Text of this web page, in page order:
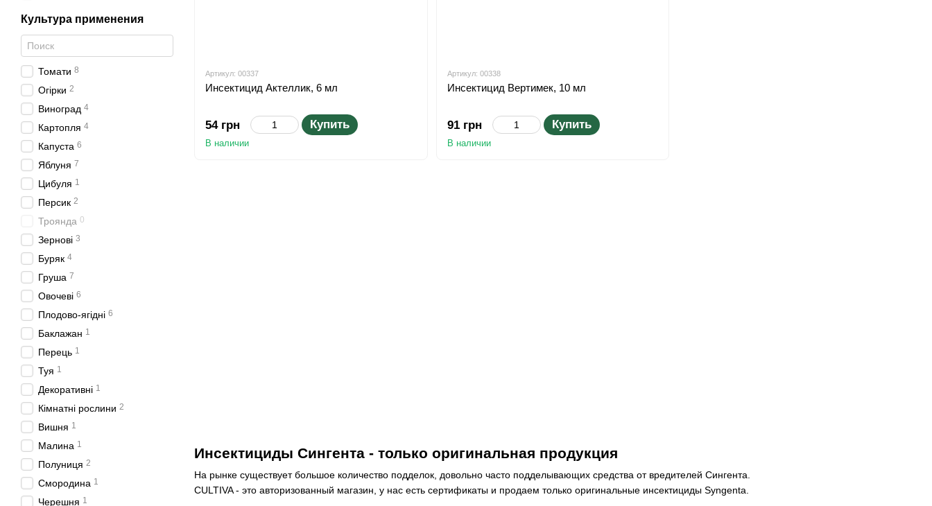
Артикул: 00337
Инсектицид Актеллик, 6 мл
54 грн Купить
В наличии
Артикул: 00338
Инсектицид Вертимек, 10 мл
91 грн Купить
В наличии
Инсектициды Сингента - только оригинальная продукция
На рынке существует большое количество подделок, довольно часто подделывающих средства от вредителей Сингента.
CULTIVA - это авторизованный магазин, у нас есть сертификаты и продаем только оригинальные инсектициды Syngenta.
Культура применения
Томати 8
Огірки 2
Виноград 4
Картопля 4
Капуста 6
Яблуня 7
Цибуля 1
Персик 2
Троянда 0
Зернові 3
Буряк 4
Груша 7
Овочеві 6
Плодово-ягідні 6
Баклажан 1
Перець 1
Туя 1
Декоративні 1
Кімнатні рослини 2
Вишня 1
Малина 1
Полуниця 2
Смородина 1
Черешня 1